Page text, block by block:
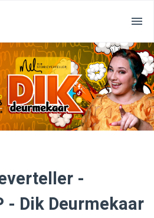
-
- Dik Deurmekaar